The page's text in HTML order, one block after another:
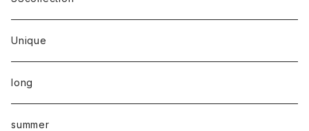
Unique
long
summer